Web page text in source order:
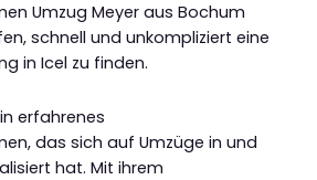
Umzug Meyer aus Bochum
schnell und unkompliziert eine
in Icel zu finden.
erfahrenes
das sich auf Umzüge in und
hat. Mit ihrem